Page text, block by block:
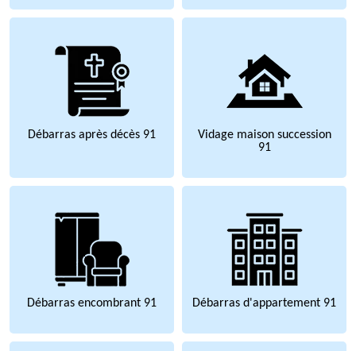
Débarras après décès 91
Vidage maison succession
91
Débarras encombrant 91 Débarras d'appartement 91